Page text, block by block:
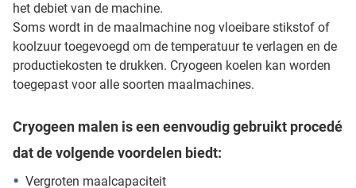
het debiet van de machine.
Soms wordt in de maalmachine nog vloeibare stikstof of
koolzuur toegevoegd om de temperatuur te verlagen en de
productiekosten te drukken. Cryogeen koelen kan worden
toegepast voor alle soorten maalmachines.
Cryogeen malen is een eenvoudig gebruikt procedé
dat de volgende voordelen biedt:
Vergroten maalcapaciteit